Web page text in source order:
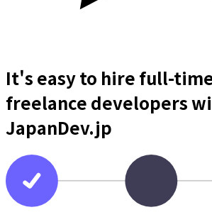
It's easy to hire full-
freelance developers
JapanDev.jp